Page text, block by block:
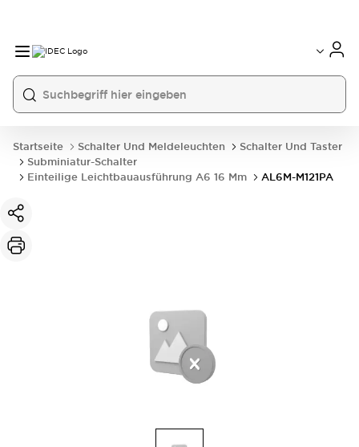
Startseite Schalter Und Meldeleuchten
Schalter Und Taster
Subminiatur-Schalter
Einteilige Leichtbauausführung A6 16 Mm
AL6M-M121PA